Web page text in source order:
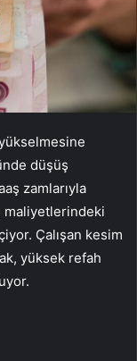
düşüş
zamlarıyla
maliyetlerindeki
Çalışan kesim
yüksek refah